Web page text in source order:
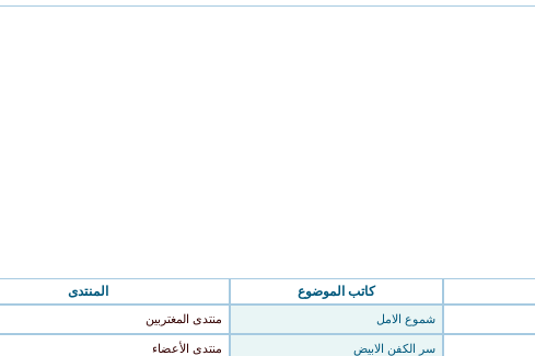
كاتب الموضوع المنتدى
شموع الامل منتدى المغتربين
سر الكفن الابيض منتدى الأعضاء